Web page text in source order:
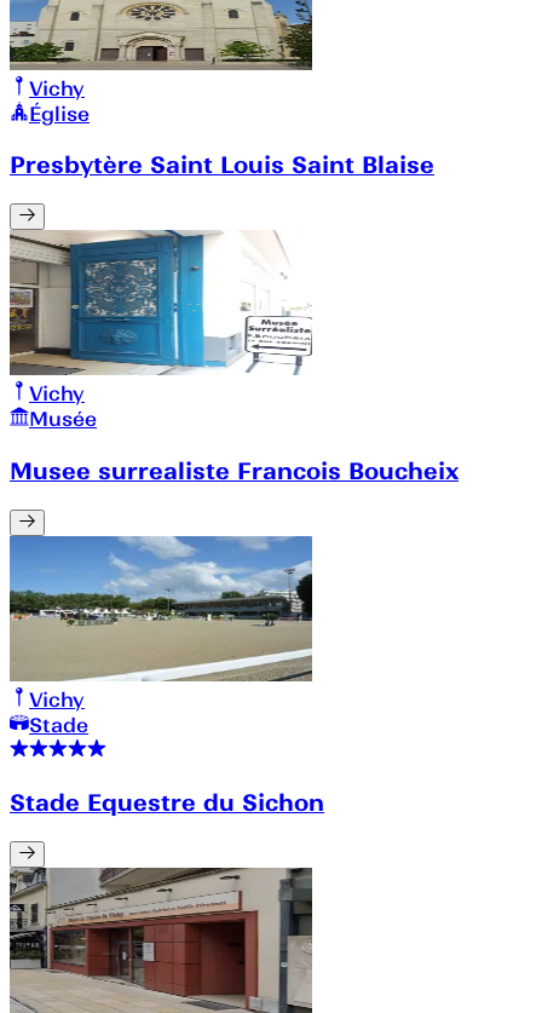
Vichy
Église
Presbytère Saint Louis Saint Blaise
Vichy
Musée
Musee surrealiste Francois Boucheix
Vichy
Stade
Stade Equestre du Sichon